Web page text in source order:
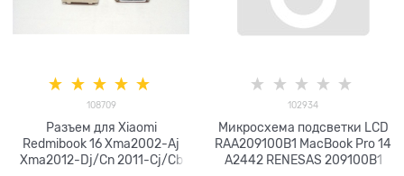
108709
Разъем для Xiaomi
Redmibook 16 Xma2002-Aj
Xma2012-Dj/Cn 2011-Cj/Cb
102934
Микросхема подсветки LCD
RAA209100B1 MacBook Pro 14
A2442 RENESAS 209100B1